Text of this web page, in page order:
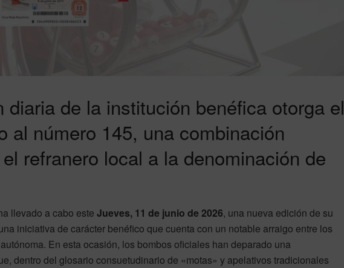
diaria de la institución benéfica otorga el
al número 145, una combinación
refranero local a la denominación de
llevado a cabo este Jueves, 11 de junio de 2026, una nueva edición de su
iniciativa de carácter benéfico que cuenta con un notable arraigo entre los
En esta ocasión, los bombos oficiales han deparado una
dentro del glosario consuetudinario de «motas» y apelativos tradicionales